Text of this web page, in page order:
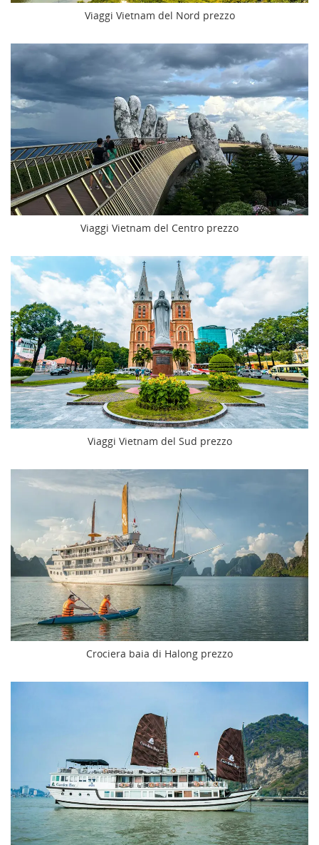
Viaggi Vietnam del Nord prezzo
Viaggi Vietnam del Centro prezzo
Viaggi Vietnam del Sud prezzo
Crociera baia di Halong prezzo